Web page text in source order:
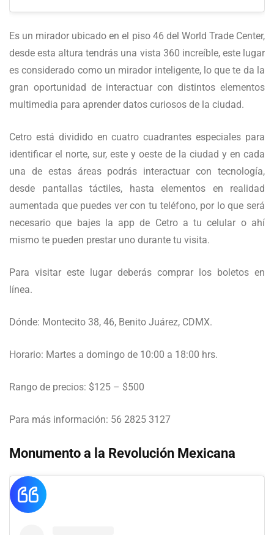
Es un mirador ubicado en el piso 46 del World Trade Center,
desde esta altura tendrás una vista 360 increíble, este lugar
es considerado como un mirador inteligente, lo que te da la
gran oportunidad de interactuar con distintos elementos
multimedia para aprender datos curiosos de la ciudad.
Cetro está dividido en cuatro cuadrantes especiales para
identificar el norte, sur, este y oeste de la ciudad y en cada
una de estas áreas podrás interactuar con tecnología,
desde pantallas táctiles, hasta elementos en realidad
aumentada que puedes ver con tu teléfono, por lo que será
necesario que bajes la app de Cetro a tu celular o ahí
mismo te pueden prestar uno durante tu visita.
Para visitar este lugar deberás comprar los boletos en
línea.
Dónde: Montecito 38, 46, Benito Juárez, CDMX.
Horario: Martes a domingo de 10:00 a 18:00 hrs.
Rango de precios: $125 – $500
Para más información: 56 2825 3127
Monumento a la Revolución Mexicana